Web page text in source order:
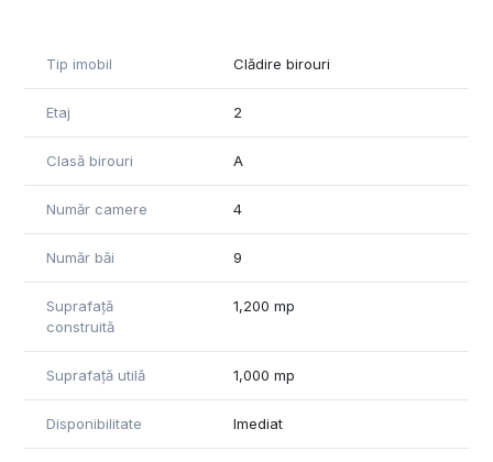
Tip imobil Clădire birouri
Etaj 2
Clasă birouri A
Număr camere 4
Număr băi 9
Suprafață
construită
1,200 mp
Suprafață utilă 1,000 mp
Disponibilitate Imediat